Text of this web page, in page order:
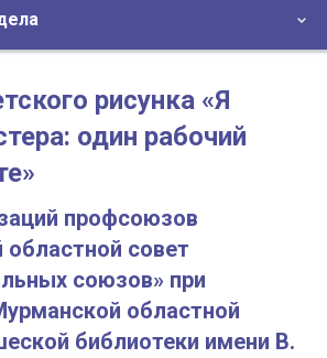
рисунка «Я
один рабочий
профсоюзов
совет
союзов» при
областной
библиотеки имени В.